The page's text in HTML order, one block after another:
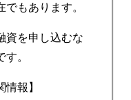
もあります。
資を申し込むな
。
報】